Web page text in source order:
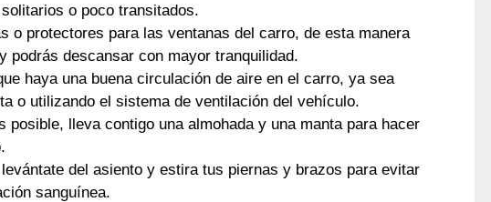
o poco transitados.
o protectores para las ventanas del carro, de esta manera
podrás descansar con mayor tranquilidad.
haya una buena circulación de aire en el carro, ya sea
o utilizando el sistema de ventilación del vehículo.
posible, lleva contigo una almohada y una manta para hacer
del asiento y estira tus piernas y brazos para evitar
sanguínea.